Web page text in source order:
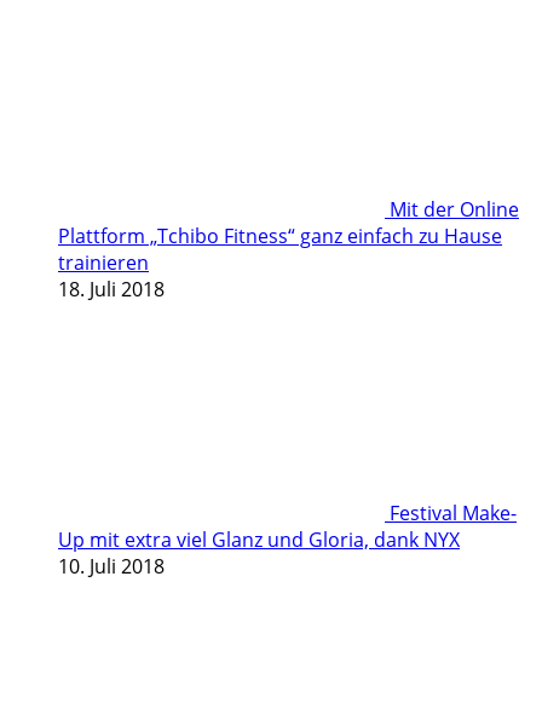
Mit der Online
Plattform „Tchibo Fitness“ ganz einfach zu Hause
trainieren
18. Juli 2018
Festival Make-
Up mit extra viel Glanz und Gloria, dank NYX
10. Juli 2018